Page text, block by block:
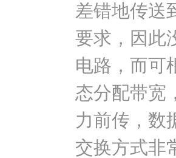
差错地传送
要求，因此
电路，而可
态分配带宽
力前传，数
交换方式非